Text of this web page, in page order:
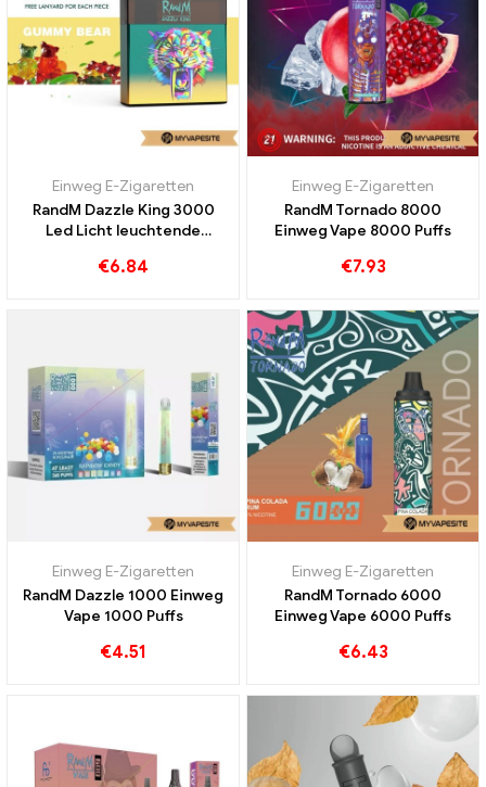
Einweg E-Zigaretten
RandM Dazzle King 3000
Led Licht leuchtende
€6.84
Einweg E-Zigaretten
RandM Tornado 8000
Einweg Vape 8000 Puffs
€7.93
Einweg E-Zigaretten
RandM Dazzle 1000 Einweg
Vape 1000 Puffs
€4.51
Einweg E-Zigaretten
RandM Tornado 6000
Einweg Vape 6000 Puffs
€6.43